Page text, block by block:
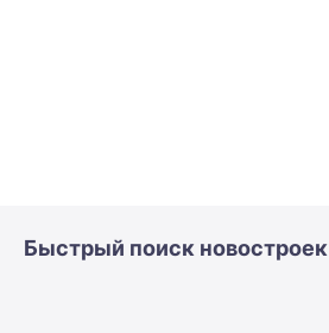
Быстрый поиск новостроек